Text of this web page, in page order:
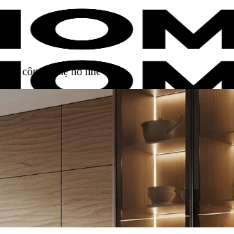
công nghệ no line